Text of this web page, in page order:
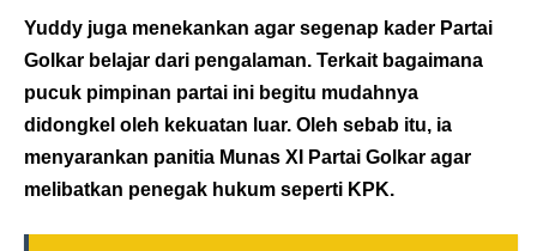
Yuddy juga menekankan agar segenap kader Partai
Golkar belajar dari pengalaman. Terkait bagaimana
pucuk pimpinan partai ini begitu mudahnya
didongkel oleh kekuatan luar. Oleh sebab itu, ia
menyarankan panitia Munas XI Partai Golkar agar
melibatkan penegak hukum seperti KPK.